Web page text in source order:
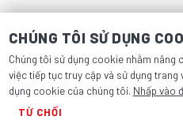
CHÚNG TÔI SỬ DỤNG
Chúng tôi sử dụng cookie nhằm nâng
việc tiếp tục truy cập và sử dụng trang
dụng cookie của chúng tôi. Nhấp vào
TỪ CHỐI